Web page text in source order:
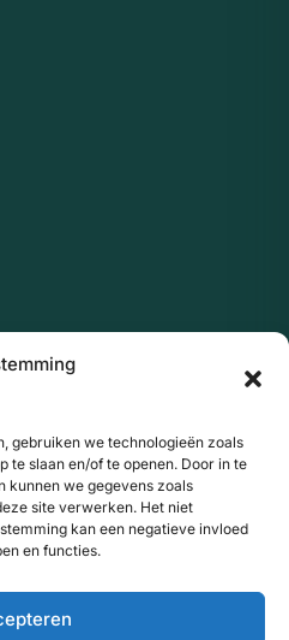
gebruiken we technologieën zoals
te slaan en/of te openen. Door in te
kunnen we gegevens zoals
site verwerken. Het niet
kan een negatieve invloed
en functies.
nieuwe experts en
spam, uitschrijven